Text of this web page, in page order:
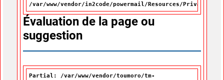
/var/www/vendor/in2code/powermail/Resources/Private/
Évaluation de la page ou
suggestion
Partial: /var/www/vendor/toumoro/tm-